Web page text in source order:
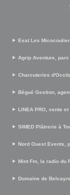
Esat Les
Agrip Aventure,
Charcuteries
Bégué Gestion,
LINEA PRO, vente
SIMED Plâtrerie à
Nord Ouest Events,
Mint Fm, la radio du
Domaine de